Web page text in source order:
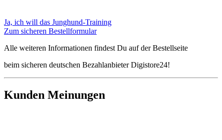
Ja, ich will das Junghund-Training
Zum sicheren Bestellformular
Alle weiteren Informationen findest Du auf der Bestellseite
beim sicheren deutschen Bezahlanbieter Digistore24!
Kunden Meinungen